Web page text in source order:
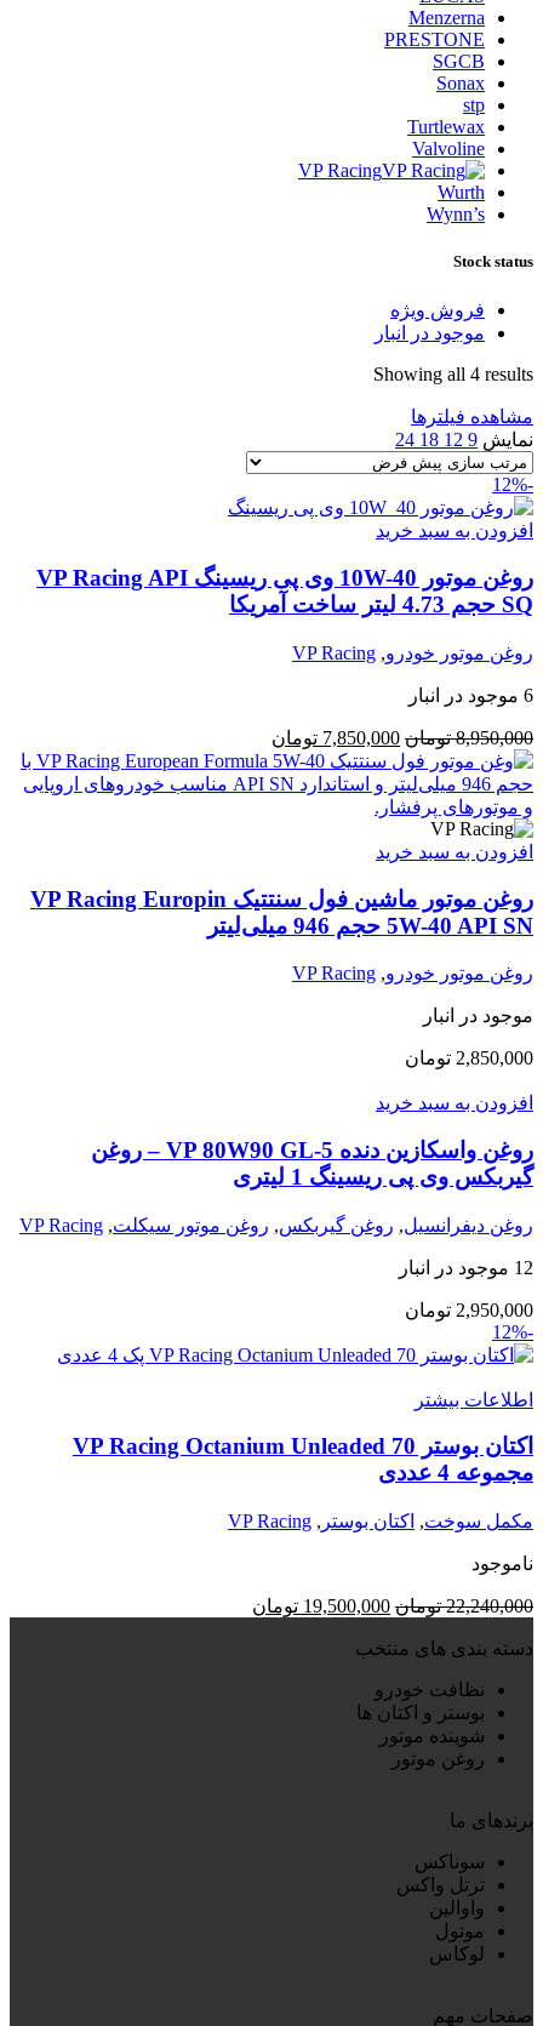
Menzerna
PRESTONE
SGCB
Sonax
stp
Turtlewax
Valvoline
VP Racing
Wurth
Wynn’s
Stock status
فروش ویژه
موجود در انبار
Showing all 4 results
مشاهده فیلترها
نمایش 9
12
18
24
-12%
افزودن به سبد خرید
روغن موتور 10W-40 وی پی ریسینگ VP Racing API
SQ حجم 4.73 لیتر ساخت آمریکا
روغن موتور خودرو,
VP Racing
6 موجود در انبار
8,950,000 تومان 7,850,000 تومان
افزودن به سبد خرید
روغن موتور ماشین فول سنتتیک VP Racing Europin
5W-40 API SN حجم 946 میلی‌لیتر
روغن موتور خودرو,
VP Racing
موجود در انبار
2,850,000 تومان
افزودن به سبد خرید
روغن واسکازین دنده VP 80W90 GL-5 – روغن
گیربکس وی پی ریسینگ 1 لیتری
روغن دیفرانسیل, روغن گیربکس, روغن موتور سیکلت,
VP Racing
12 موجود در انبار
2,950,000 تومان
-12%
اطلاعات بیشتر
اکتان بوستر VP Racing Octanium Unleaded 70
مجموعه 4 عددی
مکمل سوخت, اکتان بوستر ,
VP Racing
ناموجود
22,240,000 تومان 19,500,000 تومان
دسته بندی های منتخب
نظافت خودرو
بوستر و اکتان ها
شوینده موتور
روغن موتور
برندهای ما
سوناکس
ترتل واکس
واوالین
موتول
لوکاس
صفحات مهم